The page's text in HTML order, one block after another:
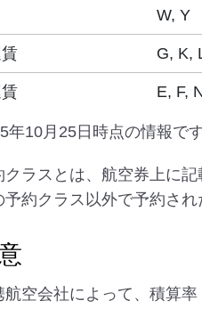
W, Y
G, K,
E, F,
年10月25日時点の情報です
クラスとは、航空券上に
予約クラス以外で予約され
航空会社によって、積算